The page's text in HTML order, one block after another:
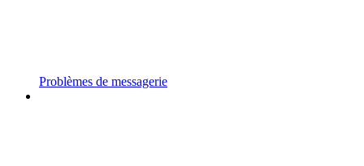
Problèmes de messagerie